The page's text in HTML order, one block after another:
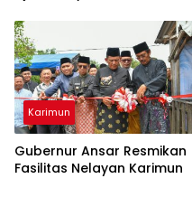
Kesejahteraan
Karimun
Gubernur Ansar Resmikan
Fasilitas Nelayan Karimun